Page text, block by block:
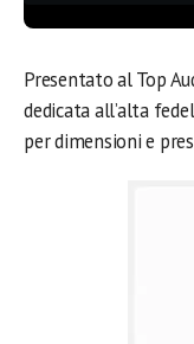
Presentato al Top
dedicata all’alta
per dimensioni e